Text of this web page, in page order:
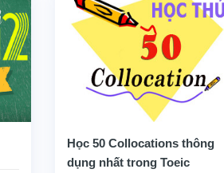
Học 50 Collocations thông
dụng nhất trong Toeic